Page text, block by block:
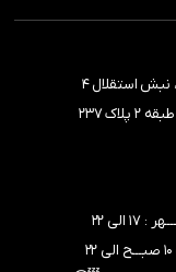
نبش استقلال ۴
۲۳۷
الی ۲۲